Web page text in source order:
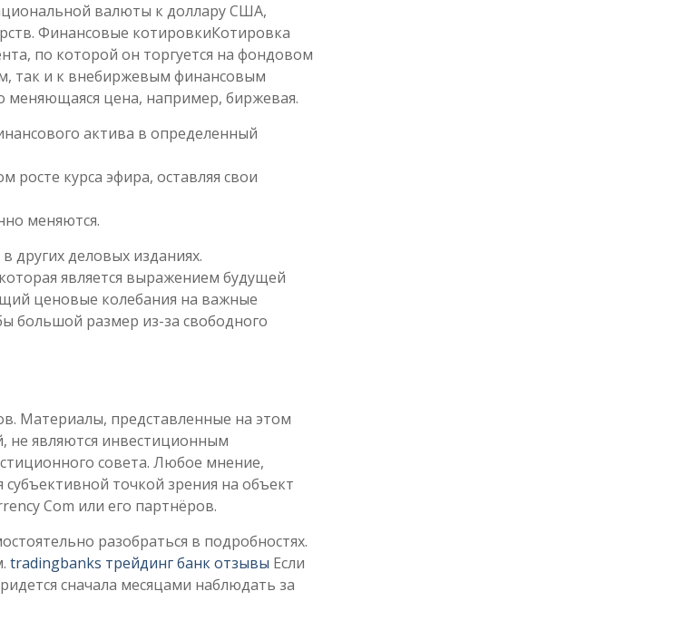
валюты к доллару США,
Финансовые котировкиКотировка
по которой он торгуется на фондовом
так и к внебиржевым финансовым
меняющаяся цена, например, биржевая.
актива в определенный
курса эфира, оставляя свои
меняются.
других деловых изданиях.
является выражением будущей
ценовые колебания на важные
большой размер из-за свободного
Материалы, представленные на этом
не являются инвестиционным
совета. Любое мнение,
точкой зрения на объект
Com или его партнёров.
разобраться в подробностях.
tradingbanks трейдинг банк отзывы Если
сначала месяцами наблюдать за